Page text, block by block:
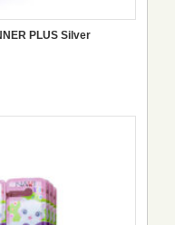
PLUS Silver